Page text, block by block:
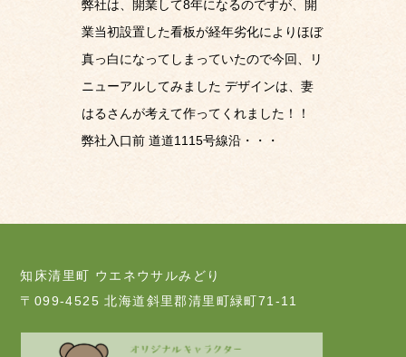
弊社は、開業して8年になるのですが、開
業当初設置した看板が経年劣化によりほぼ
真っ白になってしまっていたので今回、リ
ニューアルしてみました デザインは、妻
はるさんが考えて作ってくれました！！
弊社入口前 道道1115号線沿・・・
知床清里町 ウエネウサルみどり
〒099-4525 北海道斜里郡清里町緑町71-11